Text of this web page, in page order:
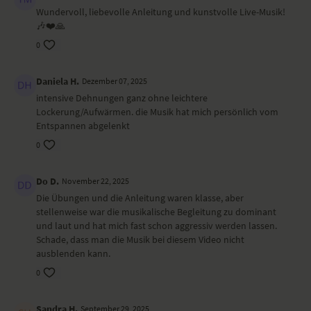
Die Sequenz setzt den Fokus auf das Lösen von Verspannungen im
Schulter- und Nackenbereich sowie die Öffnung des Brustkorbes. Es
werden die Meridiane für Herz, Dünndarm, Lunge und Dickdarm
aktiviert. Dies kann helfen, Energieblockaden vorzubeugen oder sie zu
Besonders zu beachten bei diesem Yoga-Video
Bitte jederzeit früher aus den Haltungen herausgehen und/oder eine
Pause einbauen. Nicht die Zeit ist hier der entscheidende Faktor,
ohne Ehrgeiz. Entspannung geht vor Perfektion!
Ort und Ausstattung
Das Video haben wir in München beiDJAYAgedreht. Tanja Seehofer
und Yann Kuhlmann, die das Münchner Yogaprojekt DJAYA ins Leben
gerufen haben, tragen Outfits vonKamah Yoga & Style.
Wundervoll, liebevolle Anleitung und kunstvolle Live-Musik!
🎶❤️🙏
0
Daniela H. Dezember 07, 2025
intensive Dehnungen ganz ohne leichtere
Lockerung/Aufwärmen. die Musik hat mich persönlich vom
Entspannen abgelenkt
0
Do D. November 22, 2025
Die Übungen und die Anleitung waren klasse, aber
stellenweise war die musikalische Begleitung zu dominant
und laut und hat mich fast schon aggressiv werden lassen.
Schade, dass man die Musik bei diesem Video nicht
ausblenden kann.
0
September 29, 2025